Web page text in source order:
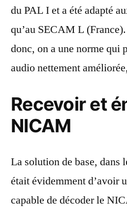
du PAL I et a été adapté
qu’au SECAM L
donc, on a une norme qui
audio nettement
Recevoir et
NICAM
La solution de base, dans
était évidemment d’avoir
capable de décoder le